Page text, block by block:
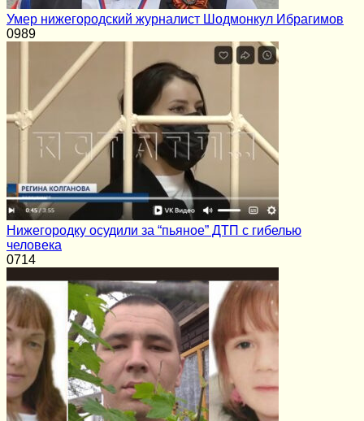
Умер нижегородский журналист Шодмонкул Ибрагимов
0989
Нижегородку осудили за “пьяное” ДТП с гибелью
человека
0714